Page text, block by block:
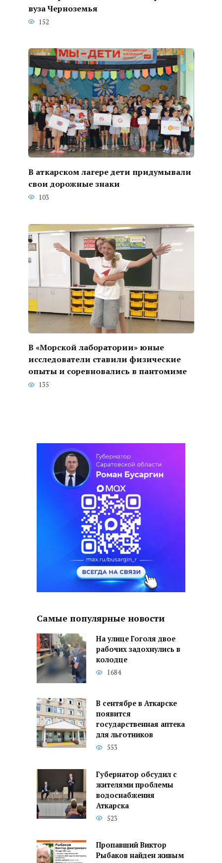
вуза Черноземья
152
В аткарском лагере дети придумывали
свои дорожные знаки
103
В «Морской лаборатории» юные
исследователи ставили физические
опыты и соревновались в пантомиме
135
Самые популярные новости
На улице Гоголя двое
рабочих задохнулись в
колодце
1684
В сентябре в Аткарске
появится
государственная аптека
для льготников
553
Губернатор обсудил с
жителями проблемы
водоснабжения
Аткарска
523
Пропавший Виктор
Рыбаков найден живым